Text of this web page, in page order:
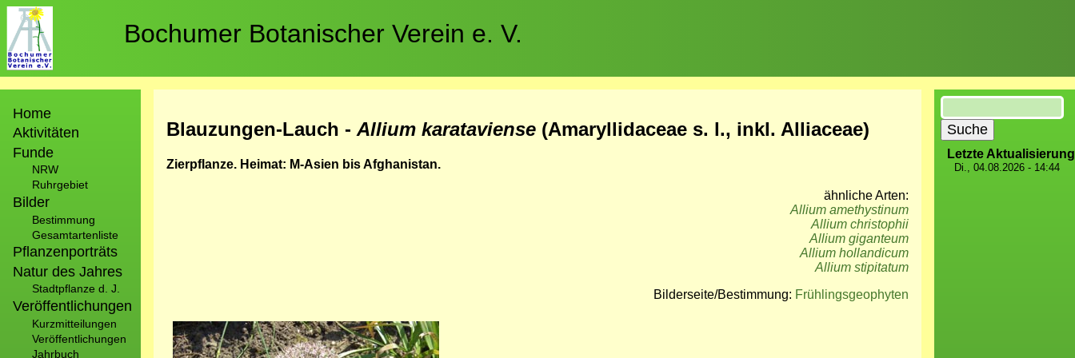
Direkt
zum
Inhalt
Bochumer Botanischer Verein e. V.
Home
Aktivitäten
Funde
NRW
Ruhrgebiet
Bilder
Bestimmung
Gesamtartenliste
Pflanzenporträts
Natur des Jahres
Stadtpflanze d. J.
Veröffentlichungen
Kurzmitteilungen
Veröffentlichungen
Jahrbuch
Blauzungen-Lauch - Allium karataviense (Amaryllidaceae s. l., inkl. Alliaceae)
Zierpflanze. Heimat: M-Asien bis Afghanistan.
ähnliche Arten:
Allium amethystinum
Allium christophii
Allium giganteum
Allium hollandicum
Allium stipitatum
Bilderseite/Bestimmung: Frühlingsgeophyten
Bild
Suche
Letzte Aktualisierung
Di., 04.08.2026 - 14:44